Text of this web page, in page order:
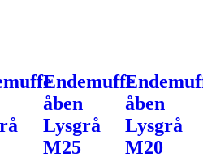
Endemuffe
åben
Lysgrå
M25
åben
Lysgrå
M20